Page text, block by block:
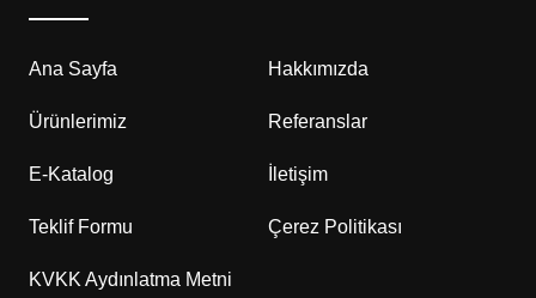
Ana Sayfa Hakkımızda
Ürünlerimiz Referanslar
E-Katalog İletişim
Teklif Formu Çerez Politikası
KVKK Aydınlatma Metni